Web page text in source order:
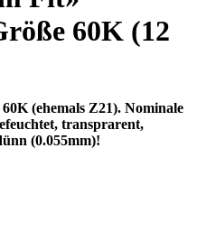
60K (12
(ehemals Z21). Nominale
transprarent,
(0.055mm)!